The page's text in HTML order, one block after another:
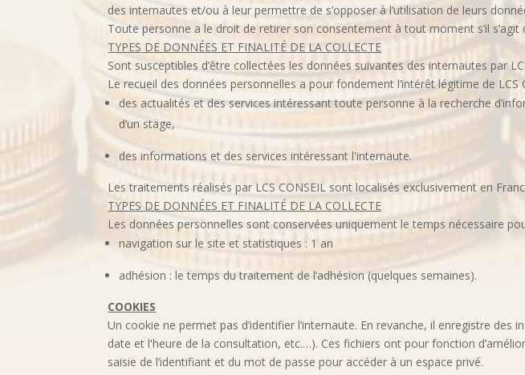
des internautes et/ou à leur permettre de s’opposer à l’utilisation de leurs
Toute personne a le droit de retirer son consentement à tout moment s’il
TYPES DE DONNÉES ET FINALITÉ DE LA COLLECTE
Sont susceptibles d’être collectées les données suivantes des internautes par
Le recueil des données personnelles a pour fondement l’intérêt légitime de LCS
des actualités et des services intéressant toute personne à la recherche
d’un stage,
des informations et des services intéressant l'internaute.
Les traitements réalisés par LCS CONSEIL sont localisés exclusivement en
TYPES DE DONNÉES ET FINALITÉ DE LA COLLECTE
Les données personnelles sont conservées uniquement le temps nécessaire
navigation sur le site et statistiques : 1 an
adhésion : le temps du traitement de l’adhésion (quelques semaines).
COOKIES
Un cookie ne permet pas d’identifier l’internaute. En revanche, il enregistre
date et l'heure de la consultation, etc.…). Ces fichiers ont pour fonction
saisie de l’identifiant et du mot de passe pour accéder à un espace privé.